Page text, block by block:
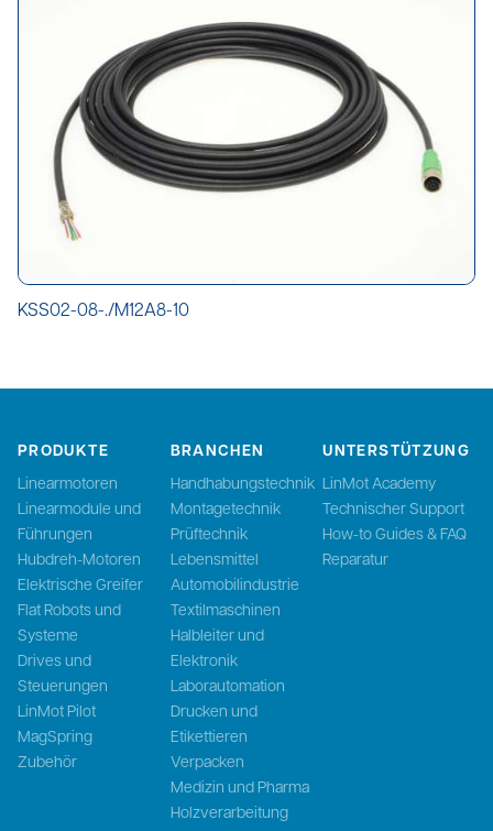
KSS02-08-./M12A8-10
PRODUKTE
Linearmotoren
Linearmodule und
Führungen
Hubdreh-Motoren
Elektrische Greifer
Flat Robots und
Systeme
Drives und
Steuerungen
LinMot Pilot
MagSpring
Zubehör
BRANCHEN
Handhabungstechnik
Montagetechnik
Prüftechnik
Lebensmittel
Automobilindustrie
Textilmaschinen
Halbleiter und
Elektronik
Laborautomation
Drucken und
Etikettieren
Verpacken
Medizin und Pharma
Holzverarbeitung
UNTERSTÜTZUNG
LinMot Academy
Technischer Support
How-to Guides & FAQ
Reparatur